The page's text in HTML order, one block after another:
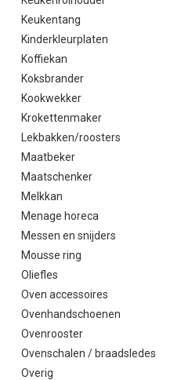
Keukentang
Kinderkleurplaten
Koffiekan
Koksbrander
Kookwekker
Krokettenmaker
Lekbakken/roosters
Maatbeker
Maatschenker
Melkkan
Menage horeca
Messen en snijders
Mousse ring
Oliefles
Oven accessoires
Ovenhandschoenen
Ovenrooster
Ovenschalen / braadsledes
Overig